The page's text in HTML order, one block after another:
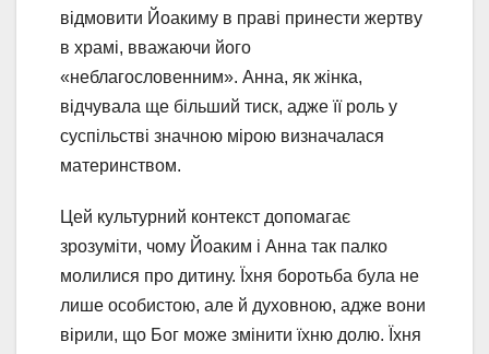
відмовити Йоакиму в праві принести жертву
в храмі, вважаючи його
«неблагословенним». Анна, як жінка,
відчувала ще більший тиск, адже її роль у
суспільстві значною мірою визначалася
материнством.
Цей культурний контекст допомагає
зрозуміти, чому Йоаким і Анна так палко
молилися про дитину. Їхня боротьба була не
лише особистою, але й духовною, адже вони
вірили, що Бог може змінити їхню долю. Їхня